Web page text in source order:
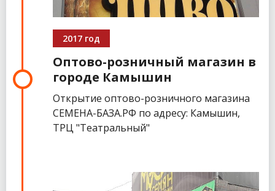
2017 год
Оптово-розничный магазин в
городе Камышин
Открытие оптово-розничного магазина
СЕМЕНА-БАЗА.РФ по адресу: Камышин,
ТРЦ "Театральный"